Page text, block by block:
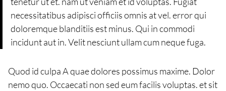
necessitatibus adipisci officiis omnis at vel. error qui
doloremque blanditiis est minus. Qui in commodi
incidunt aut in. Velit nesciunt ullam cum neque fuga.
Quod id culpa A quae dolores possimus maxime. Dolor
nemo quo. Occaecati non sed eum facilis voluptas. et sit